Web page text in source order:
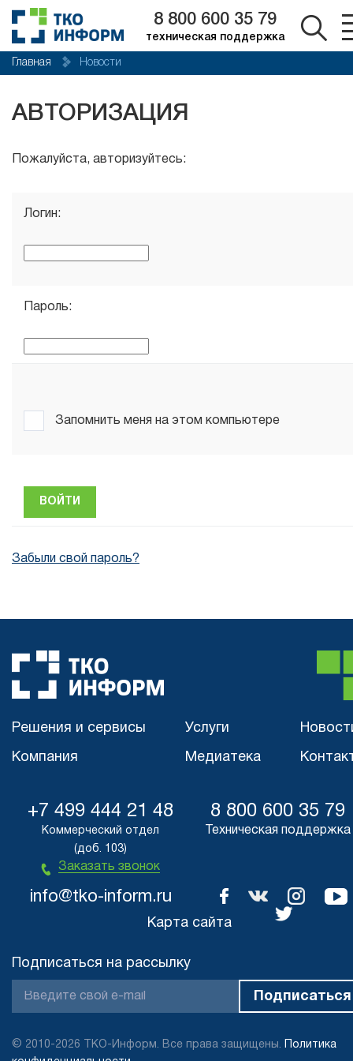
8 800 600 35 79
техническая поддержка
Главная Новости
АВТОРИЗАЦИЯ
Пожалуйста, авторизуйтесь:
Логин:
Пароль:
Запомнить меня на этом компьютере
Забыли свой пароль?
Решения и сервисы
Компания
Услуги
Медиатека
Подписаться на рассылку
Карта сайта
+7 499 444 21 48
Коммерческий отдел
(доб. 103)
Заказать звонок
8 800 600 35 79
Техническая поддержка
info@tko-inform.ru
© 2010-2026 ТКО-Информ. Все права защищены.
Политика